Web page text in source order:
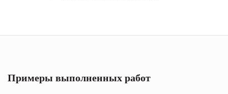
Примеры выполненных работ